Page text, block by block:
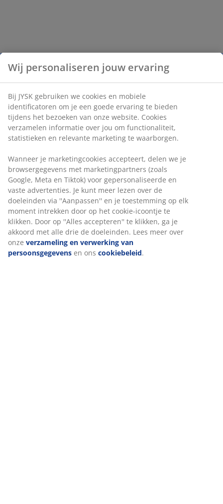
Wij personaliseren jouw ervaring
Bij JYSK gebruiken we cookies en mobiele
identificatoren om je een goede ervaring te bieden
tijdens het bezoeken van onze website. Cookies
verzamelen informatie over jou om functionaliteit,
statistieken en relevante marketing te waarborgen.
Wanneer je marketingcookies accepteert, delen we je
browsergegevens met marketingpartners (zoals
Google, Meta en Tiktok) voor gepersonaliseerde en
vaste advertenties. Je kunt meer lezen over de
doeleinden via ''Aanpassen'' en je toestemming op elk
moment intrekken door op het cookie-icoontje te
klikken. Door op ''Alles accepteren'' te klikken, ga je
akkoord met alle drie de doeleinden. Lees meer over
onze verzameling en verwerking van
persoonsgegevens en ons cookiebeleid.